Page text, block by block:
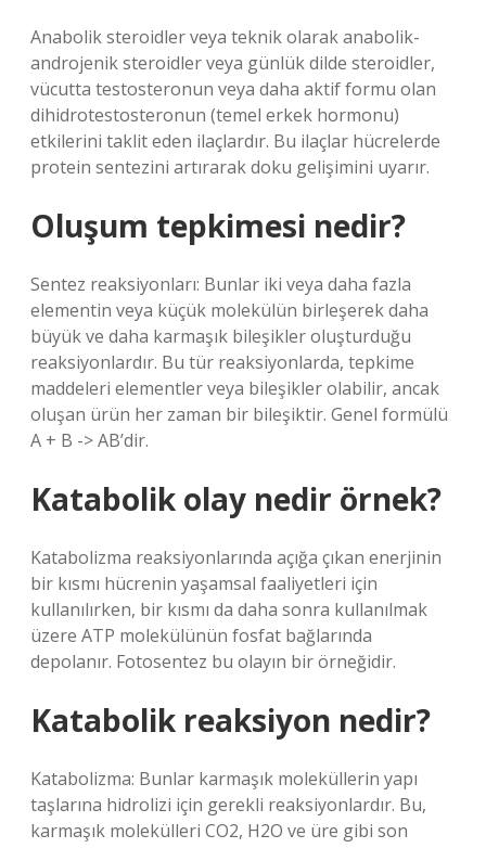
Anabolik steroidler veya teknik olarak anabolik-
androjenik steroidler veya günlük dilde steroidler,
vücutta testosteronun veya daha aktif formu olan
dihidrotestosteronun (temel erkek hormonu)
etkilerini taklit eden ilaçlardır. Bu ilaçlar hücrelerde
protein sentezini artırarak doku gelişimini uyarır.
Oluşum tepkimesi nedir?
Sentez reaksiyonları: Bunlar iki veya daha fazla
elementin veya küçük molekülün birleşerek daha
büyük ve daha karmaşık bileşikler oluşturduğu
reaksiyonlardır. Bu tür reaksiyonlarda, tepkime
maddeleri elementler veya bileşikler olabilir, ancak
oluşan ürün her zaman bir bileşiktir. Genel formülü
A + B -> AB’dir.
Katabolik olay nedir örnek?
Katabolizma reaksiyonlarında açığa çıkan enerjinin
bir kısmı hücrenin yaşamsal faaliyetleri için
kullanılırken, bir kısmı da daha sonra kullanılmak
üzere ATP molekülünün fosfat bağlarında
depolanır. Fotosentez bu olayın bir örneğidir.
Katabolik reaksiyon nedir?
Katabolizma: Bunlar karmaşık moleküllerin yapı
taşlarına hidrolizi için gerekli reaksiyonlardır. Bu,
karmaşık molekülleri CO2, H2O ve üre gibi son